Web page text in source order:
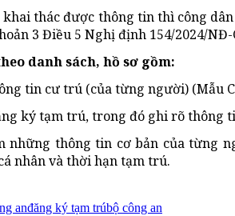
thác được thông tin thì công
3 Điều 5 Nghịđịnh 154/2024/NĐ-
danh sách, hồ sơ gồm:
tin cư trú (của từng người) (Mẫu
ký tạm trú, trong đó ghi rõ thông
những thông tin cơ bản của từng
nhân và thời hạn tạm trú.
anđăng ký tạm trúbộ công an